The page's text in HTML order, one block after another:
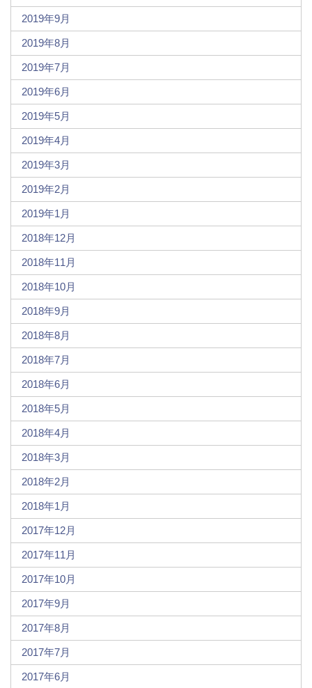
2019年9月
2019年8月
2019年7月
2019年6月
2019年5月
2019年4月
2019年3月
2019年2月
2019年1月
2018年12月
2018年11月
2018年10月
2018年9月
2018年8月
2018年7月
2018年6月
2018年5月
2018年4月
2018年3月
2018年2月
2018年1月
2017年12月
2017年11月
2017年10月
2017年9月
2017年8月
2017年7月
2017年6月